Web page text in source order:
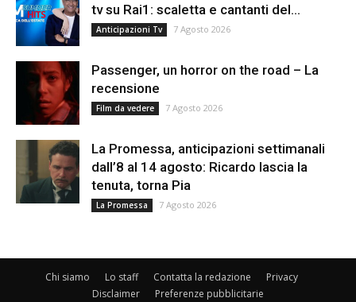
tv su Rai1: scaletta e cantanti del...
Anticipazioni Tv 7 Agosto 2026
Passenger, un horror on the road – La
recensione
Film da vedere 7 Agosto 2026
La Promessa, anticipazioni settimanali
dall’8 al 14 agosto: Ricardo lascia la
tenuta, torna Pia
La Promessa 7 Agosto 2026
Chi siamo Lo staff Contatta la redazione
Privacy
Disclaimer
Preferenze pubblicitarie